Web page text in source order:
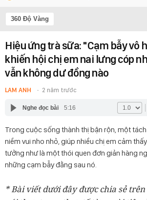
360 Độ Vàng
Hiệu ứng trà sữa: "Cạm bẫy vô
khiến hội chị em nai lưng cóp
vẫn không dư đồng nào
LAM ANH 2 năm trước
Nghe đọc bài 5:16
Trong cuộc sống thành thị bận rộn, một
niềm vui nho nhỏ, giúp nhiều chị em cảm
tưởng như là một thói quen đơn giản hàng
những cạm bẫy đằng sau nó.
* Bài viết dưới đây được chia sẻ